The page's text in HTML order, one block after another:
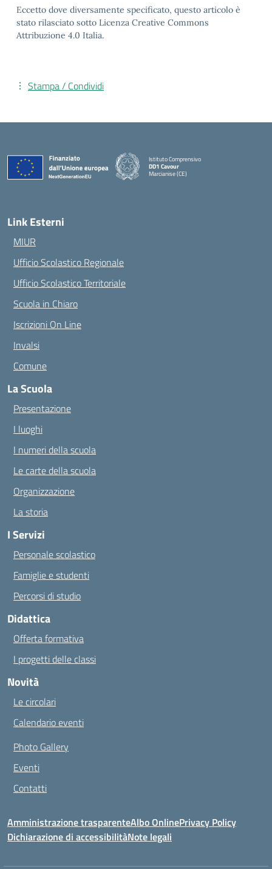
Eccetto dove diversamente specificato, questo articolo è
stato rilasciato sotto Licenza Creative Commons
Attribuzione 4.0 Italia.
Stampa / Condividi
Istituto Comprensivo
DD1 Cavour
Marcianise (CE)
Link Esterni
MIUR
Ufficio Scolastico Regionale
Ufficio Scolastico Territoriale
Scuola in Chiaro
Iscrizioni On Line
Invalsi
Comune
La Scuola
Presentazione
I luoghi
I numeri della scuola
Le carte della scuola
Organizzazione
La storia
I Servizi
Personale scolastico
Famiglie e studenti
Percorsi di studio
Didattica
Offerta formativa
I progetti delle classi
Novità
Le circolari
Calendario eventi
Photo Gallery
Eventi
Contatti
Amministrazione trasparenteAlbo OnlinePrivacy Policy
Dichiarazione di accessibilitàNote legali